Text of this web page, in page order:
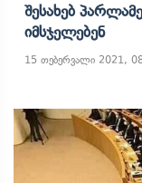
Შესახებ
Იმსჯელებენ
15 თებერვალი 2021,